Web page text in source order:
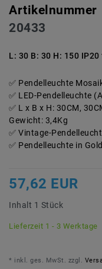
Artikelnummer
20433
L: 30 B: 30 H: 150
Pendelleuchte
LED-Pendelleuchte
L x B x H: 30CM,
Gewicht: 3,4Kg
Vintage-
Pendelleuchte in
57,62 EUR
Inhalt 1 Stück
Lieferzeit 1 - 3 Werktage
* inkl. ges. MwSt. zzgl.